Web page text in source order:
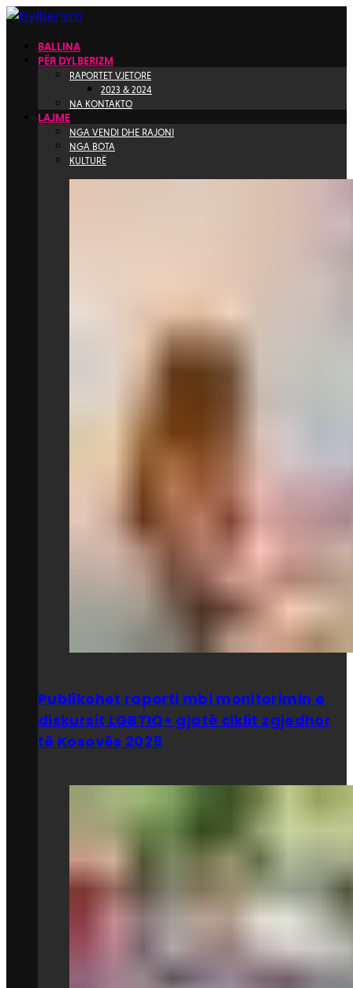
BALLINA
PËR DYLBERIZM
RAPORTET VJETORE
2023 & 2024
NA KONTAKTO
LAJME
NGA VENDI DHE RAJONI
NGA BOTA
KULTURË
Publikohet raporti mbi monitorimin e
diskursit LGBTIQ+ gjatë ciklit zgjedhor
të Kosovës 2025